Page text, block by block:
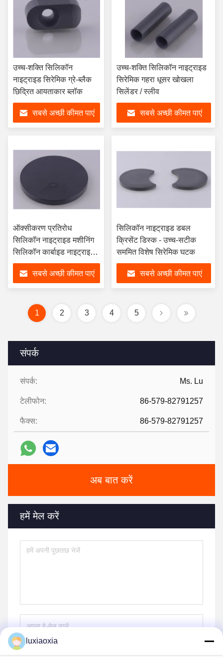
संपर्क
संपर्क: Ms. Lu
टेलीफोन: 86-579-82791257
फैक्स: 86-579-82791257
अब बात करें
हमें मेल करें
उच्च-शक्ति सिलिकॉन
नाइट्राइड सिरेमिक ग्रे-ब्लैक
छिद्रित आयताकार ब्लॉक
सबसे अच्छी कीमत पाएं
उच्च-शक्ति सिलिकॉन नाइट्राइड
सिरेमिक गहरा धूसर खोखला
सिलेंडर / स्लीव
सबसे अच्छी कीमत पाएं
ऑक्सीकरण प्रतिरोध
सिलिकॉन नाइट्राइड मशीनिंग
सिलिकॉन कार्बाइड नाइट्राइड
अनुकूलित
सबसे अच्छी कीमत पाएं
सिलिकॉन नाइट्राइड डबल
क्रिसेंट डिस्क - उच्च-सटीक
सममित विशेष सिरेमिक घटक
सबसे अच्छी कीमत पाएं
1 2 3 4 5
luxiaoxia